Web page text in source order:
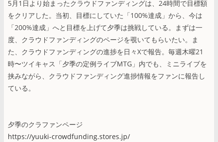
5月1日より始まったクラウドファンディングは、24時間で目標額
をクリアした。当初、目標にしていた「100%達成」から、今は
「200%達成」へと目標を上げて夕季は挑戦している。まずは一
度、クラウドファンディングのページを覗いてもらいたい。ま
た、クラウドファンディングの進捗を日々Xで報告。毎週木曜21
時〜ツイキャス「夕季の定例ライブMTG」内でも、ミニライブを
挟みながら、クラウドファンディング進捗情報をファンに報告し
ている。
夕季のクラファンページ
https://yuuki-crowdfunding.stores.jp/